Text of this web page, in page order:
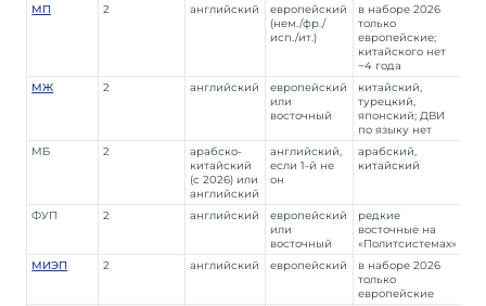
МП
2 английский
европейский
(нем./фр./
исп./ит.)
в наборе 2026
только
европейские;
китайского нет
~4 года
МЖ
2 английский
европейский
или
восточный
китайский,
турецкий,
японский; ДВИ
по языку нет
МБ
2
арабско-
китайский
(с 2026) или
английский
английский,
если 1-й не
он
арабский,
китайский
ФУП 2 английский
европейский
или
восточный
редкие
восточные на
«Политсистемах»
МИЭП
2 английский европейский
в наборе 2026
только
европейские